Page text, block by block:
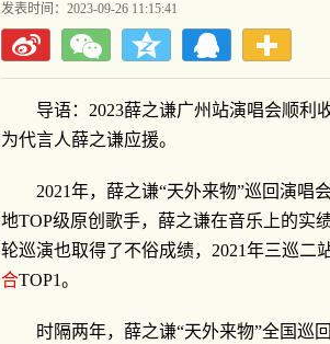
发表时间：2023-09-26 11:15:41
导语：2023薛之谦广州站演唱会顺利
为代言人薛之谦应援。
2021年，薛之谦“天外来物”巡回演唱
地TOP级原创歌手，薛之谦在音乐上的实
轮巡演也取得了不俗成绩，2021年三巡二
合TOP1。
时隔两年，薛之谦“天外来物”全国巡